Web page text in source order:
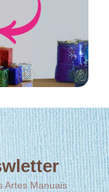
Artes Manuais